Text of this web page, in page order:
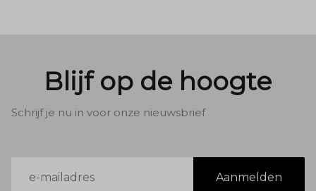
Blijf op de hoogte
Schrijf je nu in voor onze nieuwsbrief
mailadres
Aanmelden